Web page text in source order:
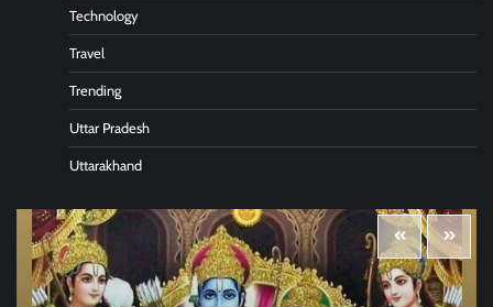
Technology
Travel
Trending
Uttar Pradesh
Uttarakhand